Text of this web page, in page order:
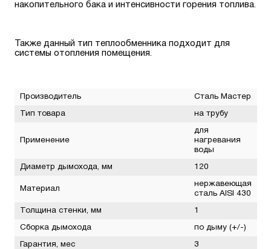
накопительного бака и интенсивности горения топлива.
Также данный тип теплообменника подходит для
системы отопления помещения.
Производитель Сталь Мастер
Тип товара на трубу
Применение
для
нагревания
воды
Диаметр дымохода, мм 120
Материал
нержавеющая
сталь AISI 430
Толщина стенки, мм 1
Сборка дымохода по дыму (+/-)
Гарантия, мес 3